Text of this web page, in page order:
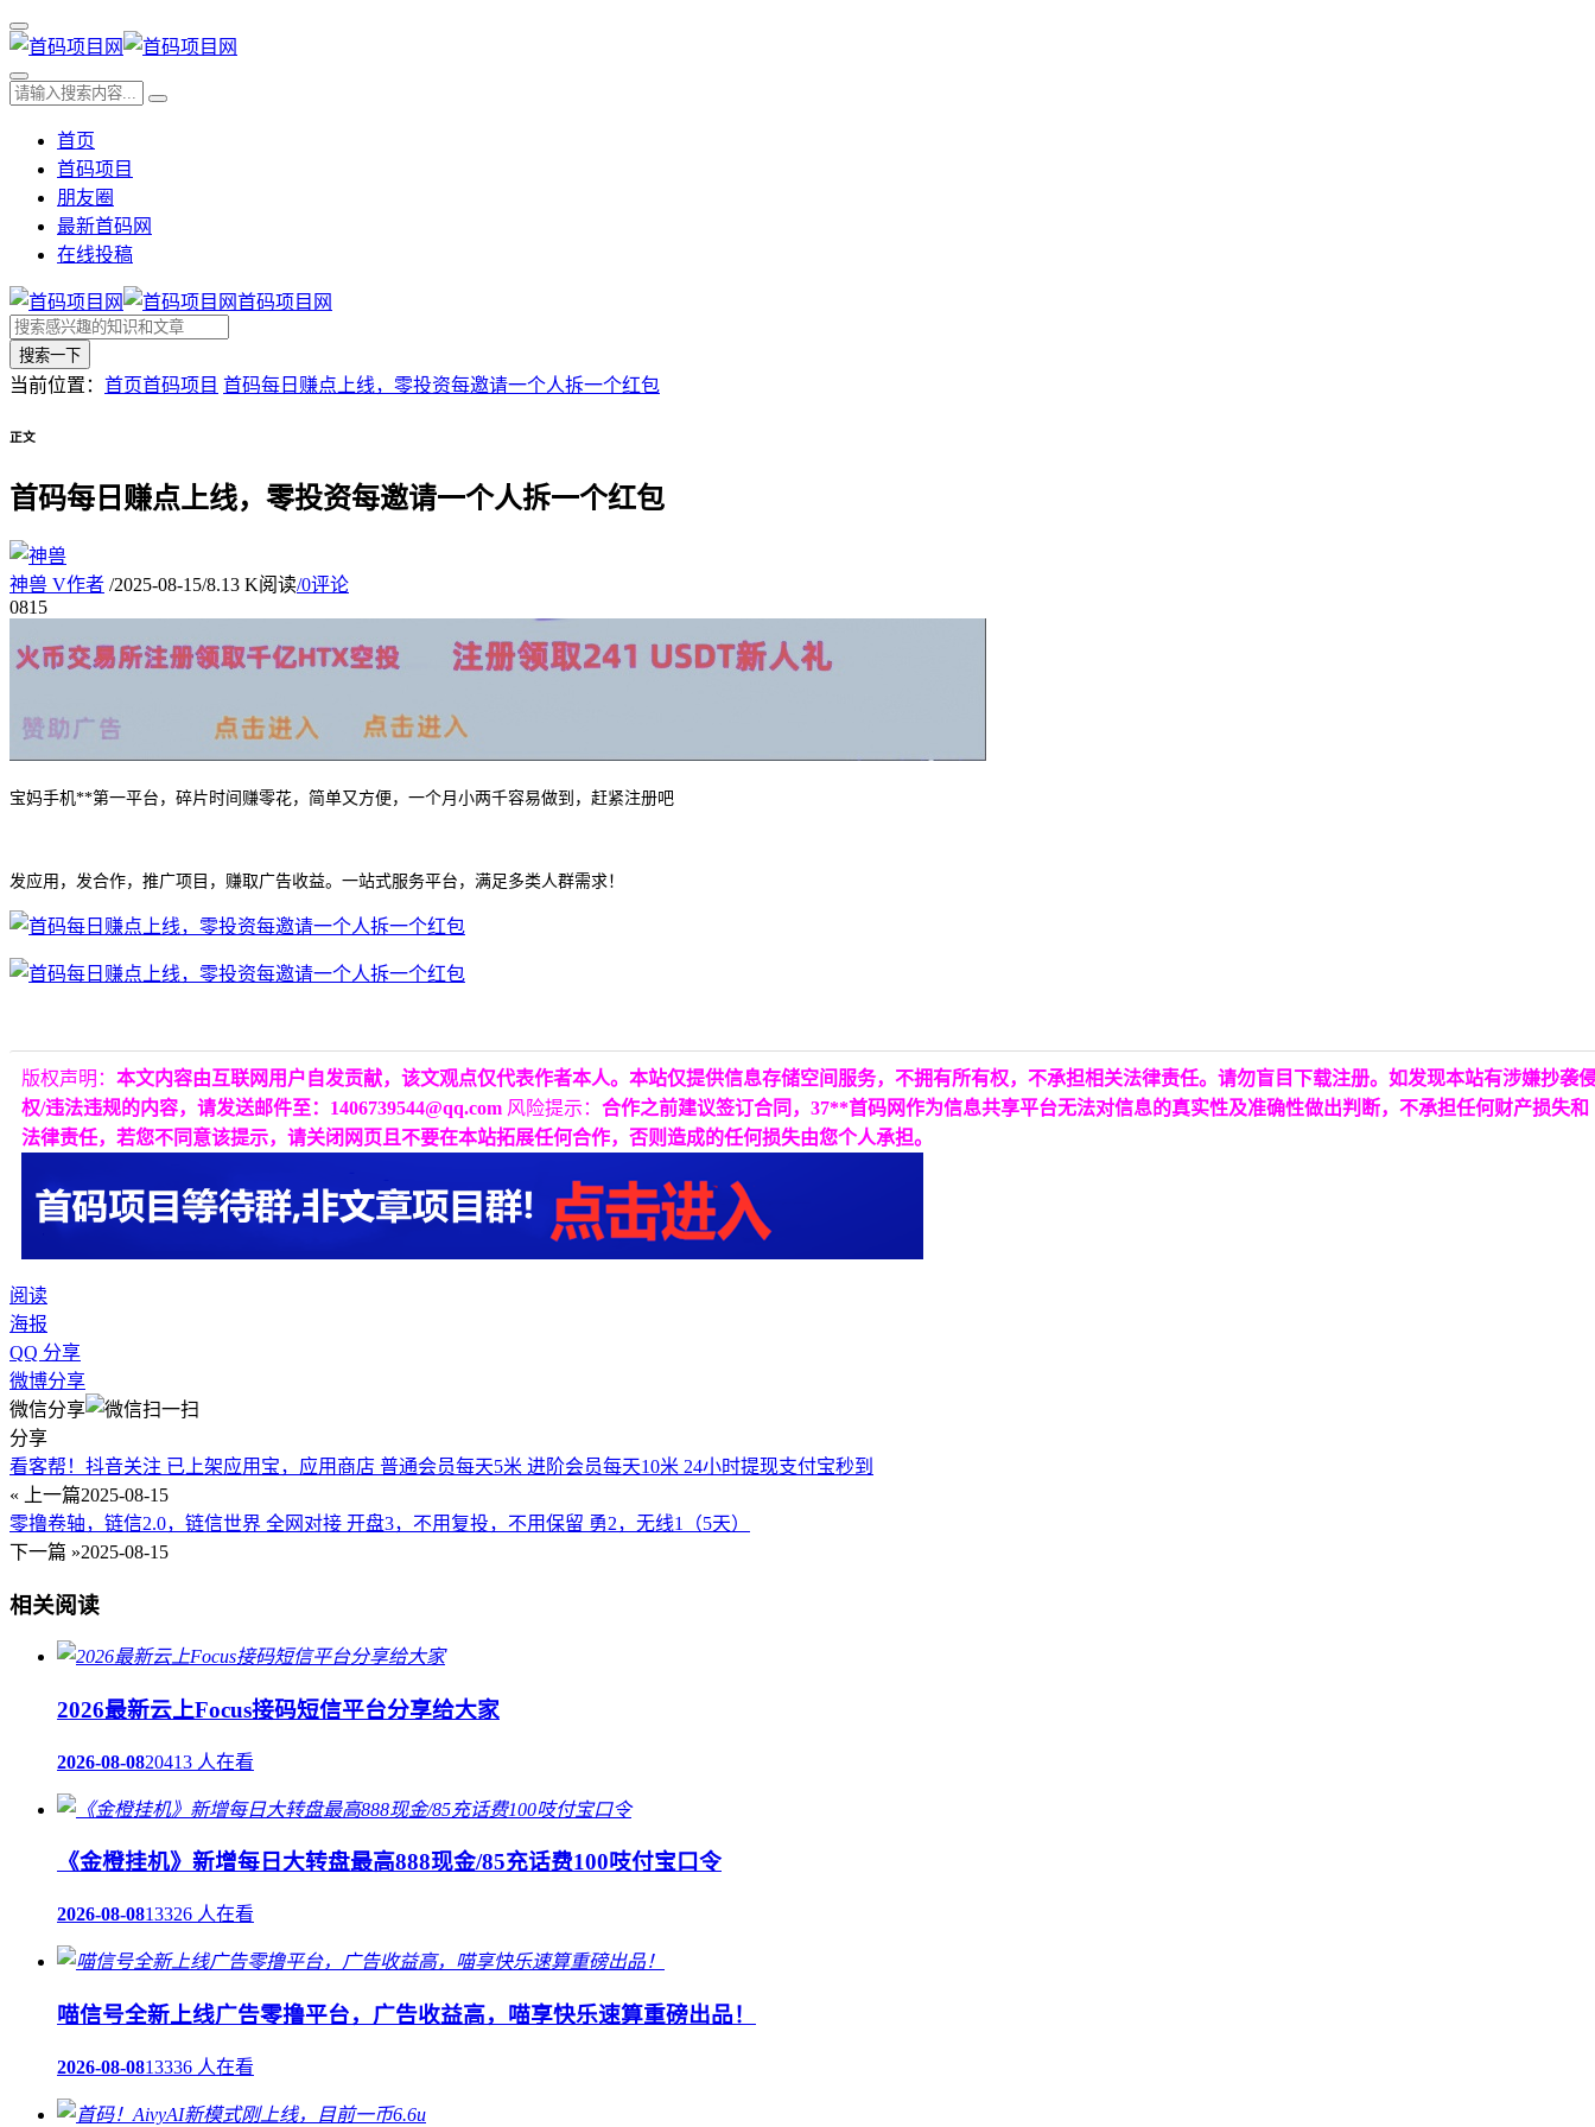
首页
首码项目
朋友圈
最新首码网
在线投稿
首码项目网
搜索一下
当前位置： 首页首码项目 首码每日赚点上线，零投资每邀请一个人拆一个红包
正文
首码每日赚点上线，零投资每邀请一个人拆一个红包
神兽 V作者 /2025-08-15/8.13 K阅读/0评论
0815
宝妈手机**第一平台，碎片时间赚零花，简单又方便，一个月小两千容易做到，赶紧注册吧
发应用，发合作，推广项目，赚取广告收益。一站式服务平台，满足多类人群需求！
版权声明： 本文内容由互联网用户自发贡献，该文观点仅代表作者本人。本站仅提供信息存储空间服务，不拥有所有权，不承担相关法律责任。请勿盲目下载注册。如发现本站有涉嫌抄袭
权/违法违规的内容，请发送邮件至：1406739544@qq.com 风险提示： 合作之前建议签订合同，37**首码网作为信息共享平台无法对信息的真实性及准确性做出判断，不承担任何财产损失和
法律责任，若您不同意该提示，请关闭网页且不要在本站拓展任何合作，否则造成的任何损失由您个人承担。
阅读
海报
QQ 分享
微博分享
微信分享
分享
看客帮！抖音关注 已上架应用宝，应用商店 普通会员每天5米 进阶会员每天10米 24小时提现支付宝秒到
« 上一篇2025-08-15
零撸卷轴，链信2.0，链信世界 全网对接 开盘3，不用复投，不用保留 勇2，无线1（5天）
下一篇 »2025-08-15
相关阅读
2026最新云上Focus接码短信平台分享给大家
2026-08-0820413 人在看
《金橙挂机》新增每日大转盘最高888现金/85充话费100吱付宝口令
2026-08-0813326 人在看
喵信号全新上线广告零撸平台，广告收益高，喵享快乐速算重磅出品！
2026-08-0813336 人在看